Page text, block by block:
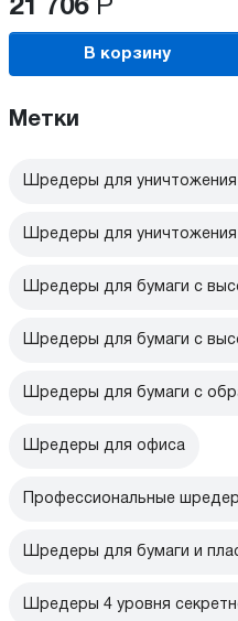
21 706 Р
В корзину
Метки
Шредеры для уничтожения
Шредеры для
Шредеры для бумаги с
Шредеры для бумаги с
Шредеры для бумаги с
Шредеры для офиса
Профессиональные
Шредеры для бумаги и
Шредеры 4 уровня